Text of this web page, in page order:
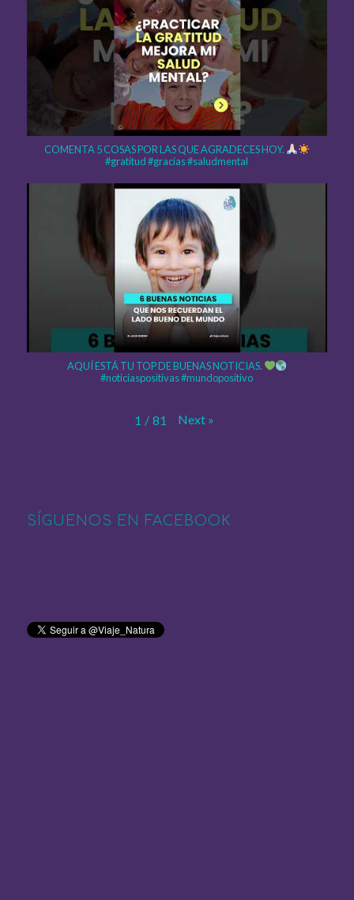
COMENTA 5 COSAS POR LAS QUE AGRADECES HOY.
#gratitud #gracias #saludmental
AQUÍ ESTÁ TU TOP DE BUENAS NOTICIAS.
#noticiaspositivas #mundopositivo
1 / 81 Next »
SÍGUENOS EN FACEBOOK